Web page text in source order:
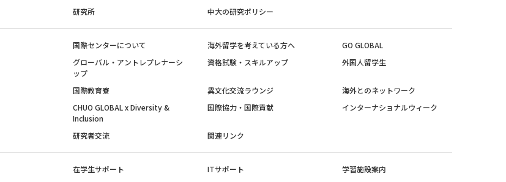
研究所
中大の研究ポリシー
国際センターについて 海外留学を考えている方へ
GO GLOBAL
グローバル・アントレプレナーシ
ップ
資格試験・スキルアップ 外国人留学生
国際教育寮 異文化交流ラウンジ
海外とのネットワーク
CHUO GLOBAL x Diversity &
Inclusion
国際協力・国際貢献 インターナショナルウィーク
研究者交流 関連リンク
在学生サポート ITサポート
学習施設案内